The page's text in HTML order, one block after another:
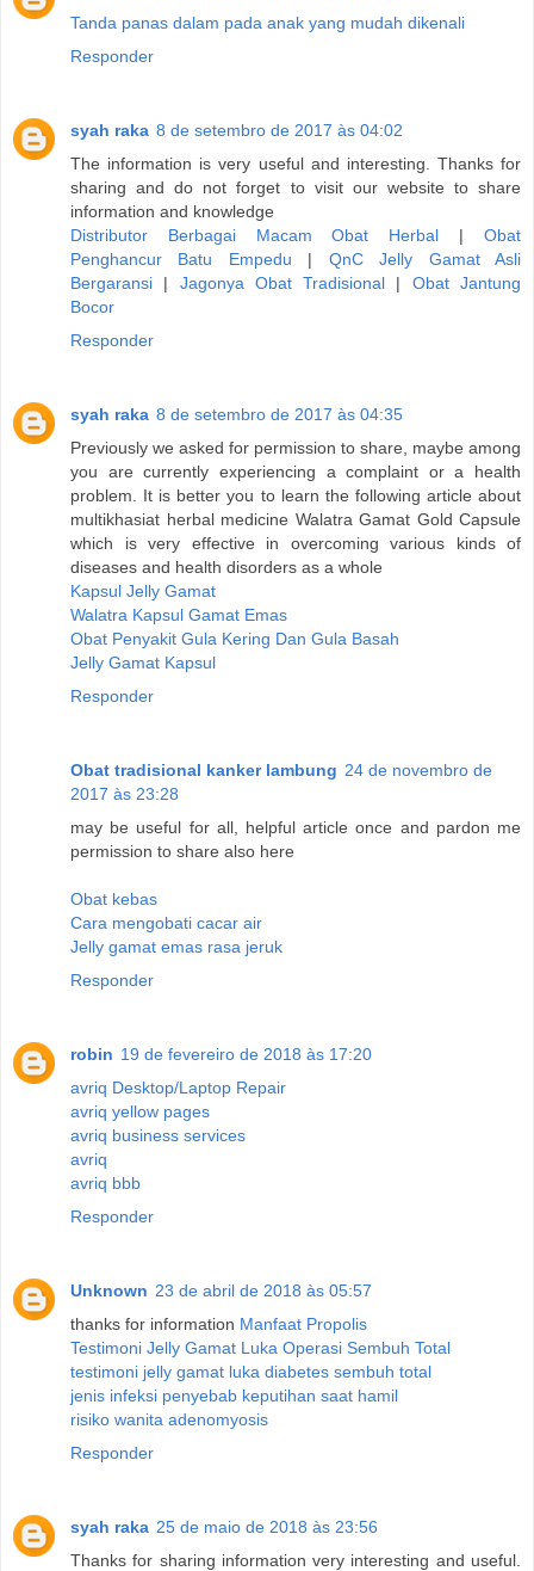
Tanda panas dalam pada anak yang mudah dikenali
Responder
syah raka 8 de setembro de 2017 às 04:02
The information is very useful and interesting. Thanks for
sharing and do not forget to visit our website to share
information and knowledge
Distributor Berbagai Macam Obat Herbal |Obat
Penghancur Batu Empedu | QnC Jelly Gamat Asli
Bergaransi | Jagonya Obat Tradisional | Obat Jantung
Bocor
Responder
syah raka 8 de setembro de 2017 às 04:35
Previously we asked for permission to share, maybe among
you are currently experiencing a complaint or a health
problem. It is better you to learn the following article about
multikhasiat herbal medicine Walatra Gamat Gold Capsule
which is very effective in overcoming various kinds of
diseases and health disorders as a whole
Kapsul Jelly Gamat
Walatra Kapsul Gamat Emas
Obat Penyakit Gula Kering Dan Gula Basah
Jelly Gamat Kapsul
Responder
Obat tradisional kanker lambung 24 de novembro de
2017 às 23:28
may be useful for all, helpful article once and pardon me
permission to share also here
Obat kebas
Cara mengobati cacar air
Jelly gamat emas rasa jeruk
Responder
robin 19 de fevereiro de 2018 às 17:20
avriq Desktop/Laptop Repair
avriq yellow pages
avriq business services
avriq
avriq bbb
Responder
Unknown 23 de abril de 2018 às 05:57
thanks for information Manfaat Propolis
Testimoni Jelly Gamat Luka Operasi Sembuh Total
testimoni jelly gamat luka diabetes sembuh total
jenis infeksi penyebab keputihan saat hamil
risiko wanita adenomyosis
Responder
syah raka 25 de maio de 2018 às 23:56
Thanks for sharing information very interesting and useful.